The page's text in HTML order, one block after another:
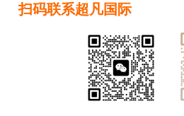
扫码联系超凡国际